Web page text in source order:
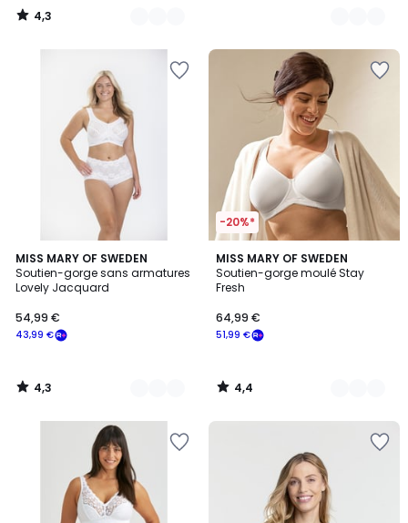
4,3
/
MISS MARY OF SWEDEN
Soutien-gorge sans armatures
Lovely Jacquard
43,99 €
54,99 €
4,3
/ 5
6
Couleurs
4,3
/
-20%*
MISS MARY OF SWEDEN
Soutien-gorge moulé Stay
Fresh
51,99 €
64,99 €
4,4
/ 5
6
Couleurs
4,4
/